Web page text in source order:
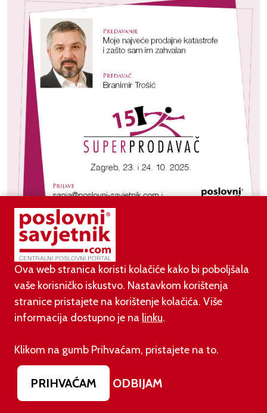
Saša Petar: Zašto prodavači ne vole prodavati
Želite nešto kupiti od vašeg sugovornika. On(a) može biti
karte za kino ili pecivo prije posla. S druge strane vas je
dočekao hladan pristup, osjećate da samo trebate dati novac,
uzeti robu i čim prije se maknuti iz vidokruga “prodavača”?
Ojećate se loše tijekom kupnje i nakon nje? Vaš prodavač ne
Ova web stranica koristi kolačiće kako bi poboljšala
vaše korisničko iskustvo. Nastavkom korištenja
stranice pristajete na korištenje kolačića. Više
informacija dostupno je na linku.
Klikom na gumb Prihvaćam, pristajete na to.
PRIHVAĆAM ODBIJAM